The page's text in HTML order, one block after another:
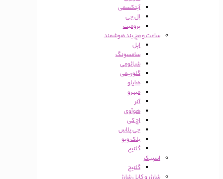
آیتکسمی
ال جی
پرومیت
ساعت و مچ بند هوشمند
اپل
سامسونگ
شیائومی
گلوریمی
هایلو
میبرو
آنر
هوآوی
اچ کی
جی پلاس
بلک ویو
گلتیج
اسپیکر
گلتیج